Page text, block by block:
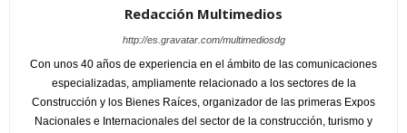
Redacción Multimedios
http://es.gravatar.com/multimediosdg
Con unos 40 años de experiencia en el ámbito de las comunicaciones
especializadas, ampliamente relacionado a los sectores de la
Construcción y los Bienes Raíces, organizador de las primeras Expos
Nacionales e Internacionales del sector de la construcción, turismo y